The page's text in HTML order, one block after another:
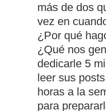
más de dos
vez en
¿Por qué
¿Qué nos
dedicarle 5
leer sus
horas a la
para